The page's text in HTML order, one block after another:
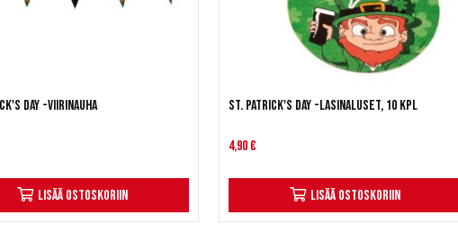
Day -viirinauha
Lisää ostoskoriin
St. Patrick's Day -lasinaluset, 10 kpl
4,90 €
Lisää ostoskoriin